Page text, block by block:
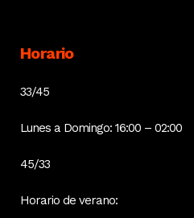
Horario
33/45
Lunes a Domingo: 16:00 – 02:00
45/33
Horario de verano: